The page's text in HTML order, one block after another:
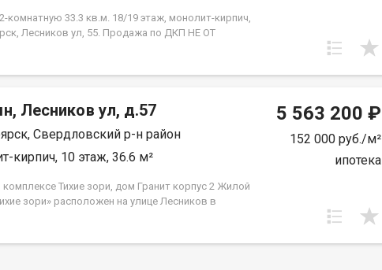
комнатную 33.3 кв.м. 18/19 этаж, монолит-кирпич,
Лесников ул, 55. Продажа по ДКП НЕ ОТ
Лесников ул, д.57
Свердловский р-н район
кирпич, 10 этаж, 36.6 м²
Тихие зори, дом Гранит корпус 2 Жилой
зори» расположен на улице Лесников в
состоит из двух 19-этажных корпусов и двух
5 563 200 ₽
152 000 руб./м²
ипотека